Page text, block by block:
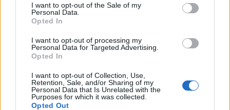
I want to opt-out of the Sale of my
Personal Data.
Opted In
I want to opt-out of processing my
Personal Data for Targeted Advertising.
Opted In
I want to opt-out of Collection, Use,
Retention, Sale, and/or Sharing of my
Personal Data that Is Unrelated with the
Purposes for which it was collected.
Opted Out
2002
A párbaj mesterei
Hitoribocchi no Marumaru
Seikatsu